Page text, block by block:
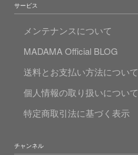
サービス
メンテナンスについて
MADAMA Official BLOG
送料とお支払い方法について
個人情報の取り扱いについて
特定商取引法に基づく表示
チャンネル